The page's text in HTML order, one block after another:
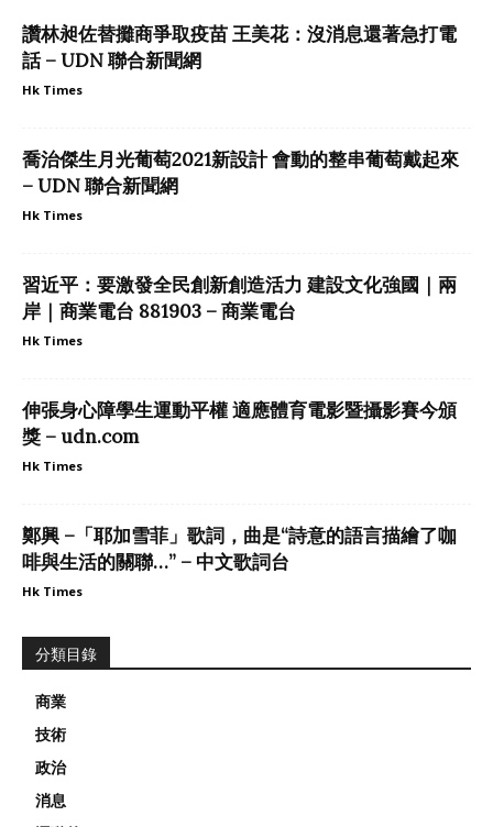
讚林昶佐替攤商爭取疫苗 王美花：沒消息還著急打電
話 – UDN 聯合新聞網
Hk Times
喬治傑生月光葡萄2021新設計 會動的整串葡萄戴起來
– UDN 聯合新聞網
Hk Times
習近平：要激發全民創新創造活力 建設文化強國｜兩
岸｜商業電台 881903 – 商業電台
Hk Times
伸張身心障學生運動平權 適應體育電影暨攝影賽今頒
獎 – udn.com
Hk Times
鄭興 –「耶加雪菲」歌詞，曲是“詩意的語言描繪了咖
啡與生活的關聯…” – 中文歌詞台
Hk Times
分類目錄
商業
技術
政治
消息